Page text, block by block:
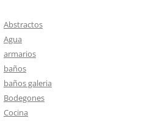
Abstractos
Agua
armarios
baños
baños galeria
Bodegones
Cocina